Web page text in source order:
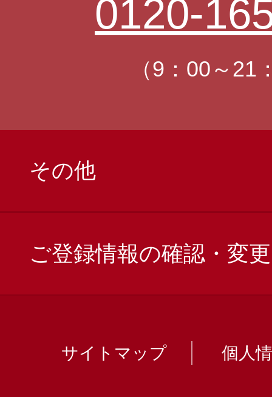
0120-
（9：00～21
その他
ご登録情報の確認・変更
サイトマップ 個人